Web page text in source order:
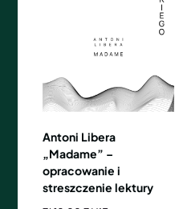
Antoni Libera
„Madame” –
opracowanie i
streszczenie lektury